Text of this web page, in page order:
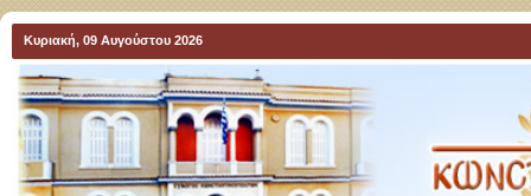
Κυριακή, 09 Αυγούστου 2026